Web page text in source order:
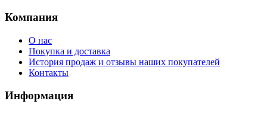
Компания
О нас
Покупка и доставка
История продаж и отзывы наших покупателей
Контакты
Информация